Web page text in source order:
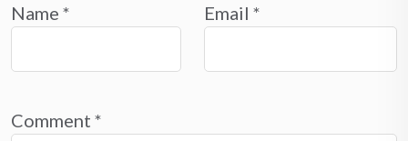
Name * Email *
Comment *